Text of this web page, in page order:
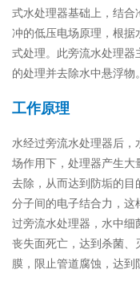
式水处理器基础上，结合
冲的低压电场原理，根
式处理。此旁流水处理
的处理并去除水中悬浮物。
工作原理
水经过旁流水处理器后
场作用下，处理器产生
去除，从而达到防垢的
分子间的电子结合力，
过旁流水处理器，水中
丧失面死亡，达到杀菌、
膜，限止管道腐蚀，达到